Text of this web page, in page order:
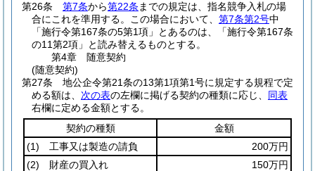
第26条
第7条から第22条 までの規定は、指名競争入札の場
合にこれを準用する。
この場合において、 第7条第2号中
「施行令第167条の5第1項」とあるのは、「施行令第167条
の11第2項」と読み替えるものとする。
第4章
随意契約
(随意契約)
第27条
地公企令第21条の13第1項第1号に規定する規程で定
める額は、 次の表の左欄に掲げる契約の種類に応じ、 同表
右欄に定める金額とする。
契約の種類
金額
(1) 工事又は製造の請負
200万円
(2) 財産の買入れ
150万円